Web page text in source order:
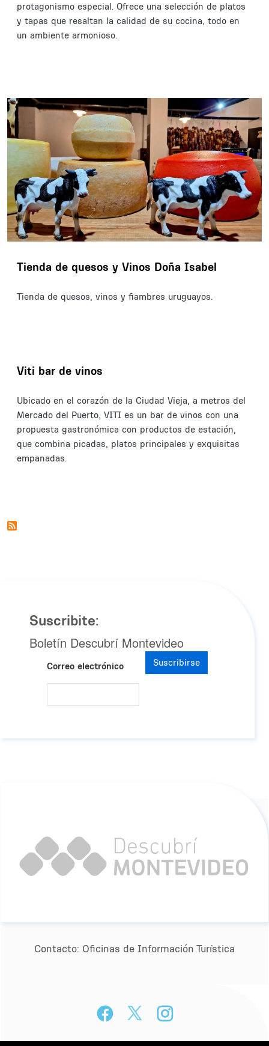
protagonismo especial. Ofrece una selección de platos
y tapas que resaltan la calidad de su cocina, todo en
un ambiente armonioso.
Tienda de quesos y Vinos Doña Isabel
Tienda de quesos, vinos y fiambres uruguayos.
Viti bar de vinos
Ubicado en el corazón de la Ciudad Vieja, a metros del
Mercado del Puerto, VITI es un bar de vinos con una
propuesta gastronómica con productos de estación,
que combina picadas, platos principales y exquisitas
empanadas.
Suscribite:
Boletín Descubrí Montevideo
Correo electrónico Suscribirse
Contacto: Oﬁcinas de Información Turística